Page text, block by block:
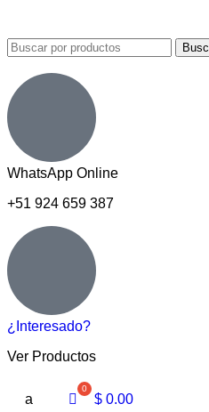
WhatsApp Online
+51 924 659 387
¿Interesado?
Ver Productos
a $ 0.00